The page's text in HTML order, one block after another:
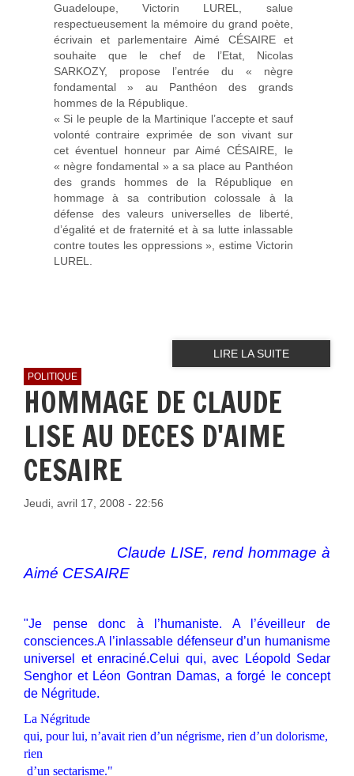
Guadeloupe, Victorin LUREL, salue
respectueusement la mémoire du grand poète,
écrivain et parlementaire Aimé CÉSAIRE et
souhaite que le chef de l’Etat, Nicolas
SARKOZY, propose l’entrée du « nègre
fondamental » au Panthéon des grands
hommes de la République.
« Si le peuple de la Martinique l’accepte et sauf
volonté contraire exprimée de son vivant sur
cet éventuel honneur par Aimé CÉSAIRE, le
« nègre fondamental » a sa place au Panthéon
des grands hommes de la République en
hommage à sa contribution colossale à la
défense des valeurs universelles de liberté,
d’égalité et de fraternité et à sa lutte inlassable
contre toutes les oppressions », estime Victorin
LUREL.
LIRE LA SUITE
POLITIQUE
HOMMAGE DE CLAUDE
LISE AU DECES D'AIME
CESAIRE
Jeudi, avril 17, 2008 - 22:56
Claude LISE, rend hommage à
Aimé CESAIRE
"Je pense donc à l’humaniste. A l’éveilleur de
consciences.A l’inlassable défenseur d’un humanisme
universel et enraciné.Celui qui, avec Léopold Sedar
Senghor et Léon Gontran Damas, a forgé le concept
de Négritude.
La Négritude
qui, pour lui, n’avait rien d’un négrisme, rien d’un dolorisme,
rien
d’un sectarisme."